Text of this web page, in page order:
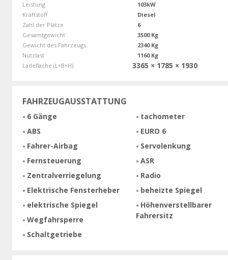
Leistung
103kW
Kraftstoff
Diesel
Zahl der Plätze
6
Gesamtgewicht
3500 Kg
Gewicht des Fahrzeugs
2340 Kg
Nutzlast
1160 Kg
Ladefläche (L×B×H)
3365 × 1785 × 1930
FAHRZEUGAUSSTATTUNG
6 Gänge
ABS
Fahrer-Airbag
Fernsteuerung
Zentralverriegelung
Elektrische Fensterheber
elektrische Spiegel
Wegfahrsperre
Schaltgetriebe
tachometer
EURO 6
Servolenkung
ASR
Radio
beheizte Spiegel
Höhenverstellbarer
Fahrersitz